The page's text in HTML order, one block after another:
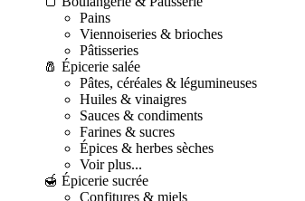
Pains
Viennoiseries & brioches
Pâtisseries
🧂 Épicerie salée
Pâtes, céréales & légumineuses
Huiles & vinaigres
Sauces & condiments
Farines & sucres
Épices & herbes sèches
Voir plus...
🍯 Épicerie sucrée
Confitures & miels